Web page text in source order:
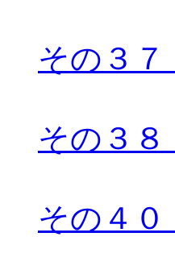
その３
その３
その４